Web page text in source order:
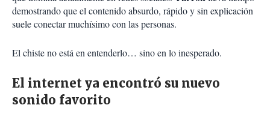
demostrando que el contenido absurdo, rápido y sin explicación
suele conectar muchísimo con las personas.
El chiste no está en entenderlo… sino en lo inesperado.
El internet ya encontró su nuevo
sonido favorito